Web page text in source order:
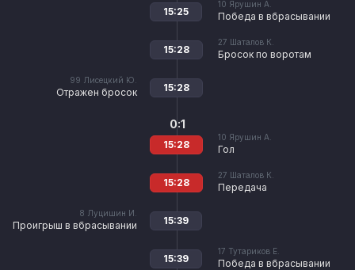
10 Ярушин А.
Победа в вбрасывании
15:25
27 Шаталов К.
Бросок по воротам
15:28
99 Лисецкий Ю.
Отражен бросок 15:28
10 Ярушин А.
Гол
0:1
15:28
27 Шаталов К.
Передача
15:28
8 Луцишин И.
Проигрыш в вбрасывании 15:39
17 Тутариков Е.
Победа в вбрасывании
15:39